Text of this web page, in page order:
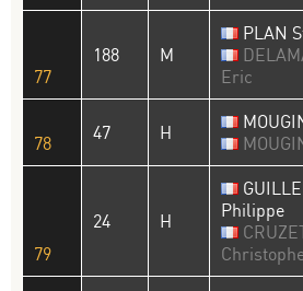
77
188 M
PLAN
Eric
78 47 H
79
24 H
Philippe